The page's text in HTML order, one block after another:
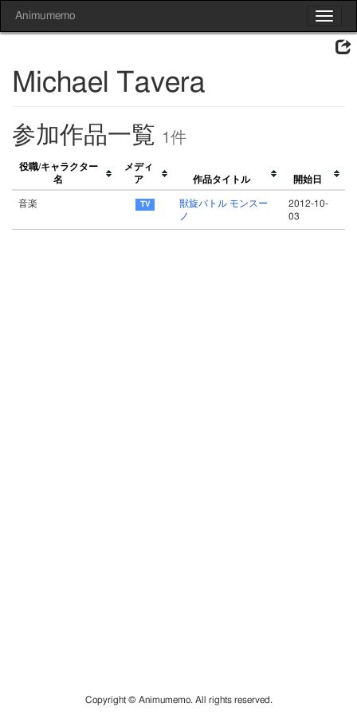
Toggle
Animumemo
Michael Tavera
参加作品一覧 1件
役職/キャラクター
名
メディ
ア
作品タイトル 開始日
音楽
獣旋バトル モンスー
ノ
2012-10-
03
Copyright © Animumemo. All rights reserved.